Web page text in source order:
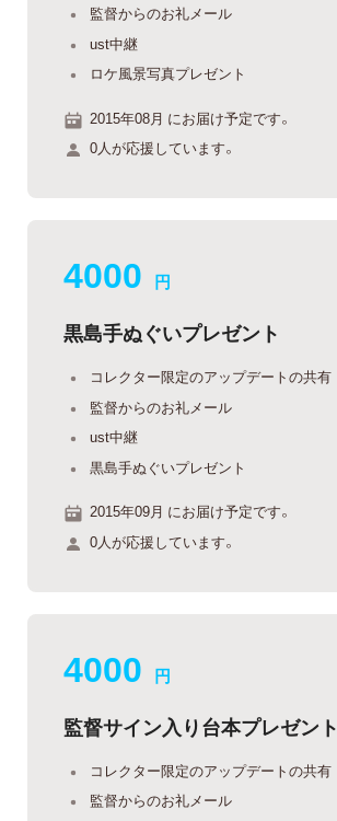
監督からのお礼メール
ust中継
ロケ風景写真プレゼント
2015年08月 にお届け予定です。
0人が応援しています。
4000 円
黒島手ぬぐいプレゼント
コレクター限定のアップデートの共有
監督からのお礼メール
ust中継
黒島手ぬぐいプレゼント
2015年09月 にお届け予定です。
0人が応援しています。
4000 円
監督サイン入り台本プレゼント
コレクター限定のアップデートの共有
監督からのお礼メール